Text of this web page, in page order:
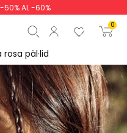
-50% AL -60%
0
0,00 €
pàl·lid